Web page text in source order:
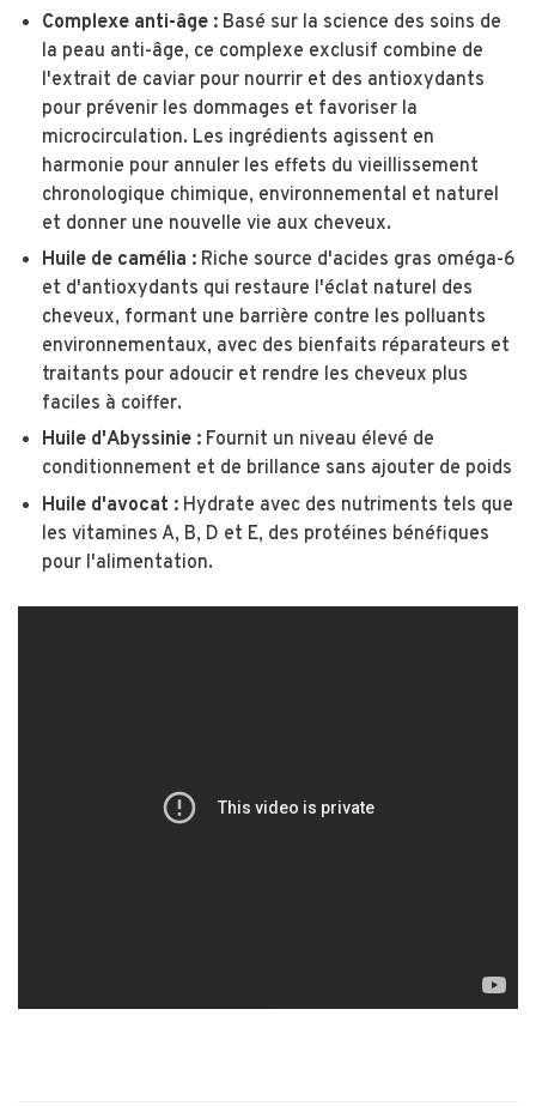
Complexe anti-âge : Basé sur la science des soins de
la peau anti-âge, ce complexe exclusif combine de
l'extrait de caviar pour nourrir et des antioxydants
pour prévenir les dommages et favoriser la
microcirculation. Les ingrédients agissent en
harmonie pour annuler les effets du vieillissement
chronologique chimique, environnemental et naturel
et donner une nouvelle vie aux cheveux.
Huile de camélia : Riche source d'acides gras oméga-6
et d'antioxydants qui restaure l'éclat naturel des
cheveux, formant une barrière contre les polluants
environnementaux, avec des bienfaits réparateurs et
traitants pour adoucir et rendre les cheveux plus
faciles à coiffer.
Huile d'Abyssinie : Fournit un niveau élevé de
conditionnement et de brillance sans ajouter de poids
Huile d'avocat : Hydrate avec des nutriments tels que
les vitamines A, B, D et E, des protéines bénéfiques
pour l'alimentation.